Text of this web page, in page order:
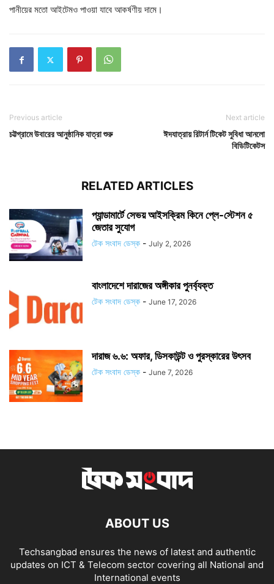
পানীয়ের মতো আইটেমও পাওয়া যাবে আকর্ষণীয় দামে।
Previous article
চট্টগ্রামে উবারের আনুষ্ঠানিক যাত্রা শুরু
Next article
ঈদযাত্রায় রিটার্ন টিকেট সুবিধা আনলো
বিডিটিকেটস
RELATED ARTICLES
প্যান্ডামার্টে সেভয় আইসক্রিম কিনে প্লে-স্টেশন ৫
জেতার সুযোগ
টেক সংবাদ ডেস্ক - July 2, 2026
বাংলাদেশে দারাজের অঙ্গীকার পুনর্ব্যক্ত
টেক সংবাদ ডেস্ক - June 17, 2026
দারাজ ৬.৬: অফার, ডিসকাউন্ট ও পুরস্কারের উৎসব
টেক সংবাদ ডেস্ক - June 7, 2026
ABOUT US
Techsangbad ensures the news of latest and authentic
updates on ICT & Telecom sector covering all National and
International events